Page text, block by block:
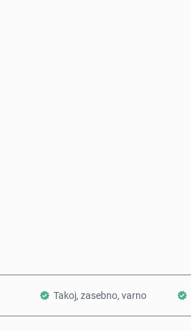
Takoj, zasebno, varno